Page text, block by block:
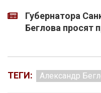
Губернатора
Беглова просят
ТЕГИ: Александр